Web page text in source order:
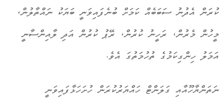
ކުރަން އެދުނު ސަބަބެއް ކަމަށް ބުނެފައިވަނީ ބަޔަކު ނައްތާލުން،
މީހުން މެރުން، ރަހީނު ކުރުން، ރޭޕު ކުރުން އަދި ލާއިންސާނީ
އަމަލު ހިންގިކަމުގެ ތުހުމަތުގަ އެވެ.
ނަތަންޔާހޫއާއި ގަލަންޓް ހައްޔަރުކުރަން ހުށަހަޅާފައިވަނީ